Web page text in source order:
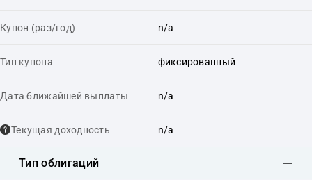
Купон (раз/год) n/a
Тип купона фиксированный
Дата ближайшей выплаты n/a
Текущая доходность n/a
Тип облигаций